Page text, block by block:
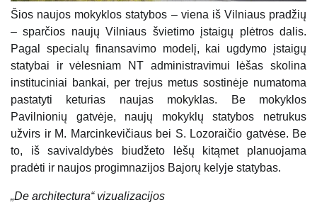
Šios naujos mokyklos statybos – viena iš Vilniaus pradžių
– sparčios naujų Vilniaus švietimo įstaigų plėtros dalis.
Pagal specialų finansavimo modelį, kai ugdymo įstaigų
statybai ir vėlesniam NT administravimui lėšas skolina
instituciniai bankai, per trejus metus sostinėje numatoma
pastatyti keturias naujas mokyklas. Be mokyklos
Pavilnionių gatvėje, naujų mokyklų statybos netrukus
užvirs ir M. Marcinkevičiaus bei S. Lozoraičio gatvėse. Be
to, iš savivaldybės biudžeto lėšų kitąmet planuojama
pradėti ir naujos progimnazijos Bajorų kelyje statybas.
„De architectura“ vizualizacijos